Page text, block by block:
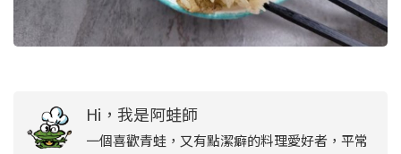
Hi，我是阿蛙師
一個喜歡青蛙，又有點潔癖的料理愛好者，平常